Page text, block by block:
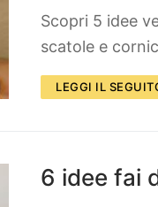
Scopri 5 idee
scatole e
LEGGI IL
6 idee fai